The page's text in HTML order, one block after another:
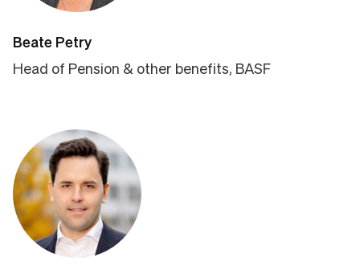
Beate Petry
Head of Pension & other benefits, BASF